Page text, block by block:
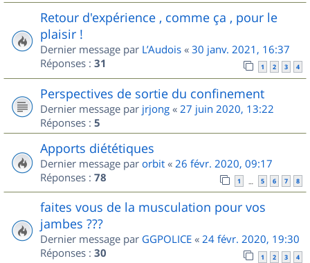
Retour d'expérience , comme ça , pour le
plaisir !
Dernier message par L’Audois « 30 janv. 2021, 16:37
Réponses : 31 1 2 3 4
Perspectives de sortie du confinement
Dernier message par jrjong « 27 juin 2020, 13:22
Réponses : 5
Apports diététiques
Dernier message par orbit « 26 févr. 2020, 09:17
Réponses : 78 1 … 5 6 7 8
faites vous de la musculation pour vos
jambes ???
Dernier message par GGPOLICE « 24 févr. 2020, 19:30
Réponses : 30 1 2 3 4